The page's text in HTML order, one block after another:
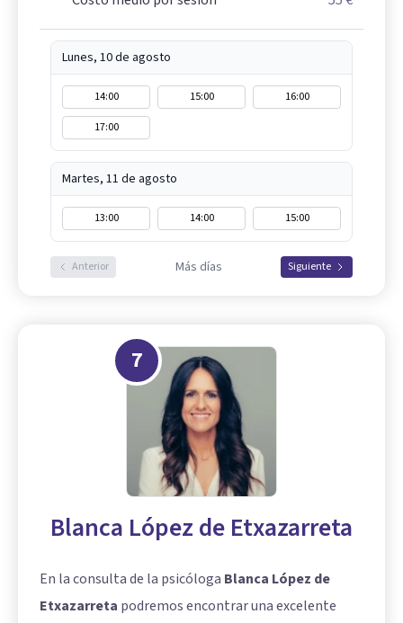
Lunes, 10 de agosto
14:00 15:00
16:00
17:00
Martes, 11 de agosto
13:00 14:00 15:00
Anterior Más días Siguiente
7
Blanca López de Etxazarreta
En la consulta de la psicóloga Blanca López de
Etxazarreta podremos encontrar una excelente